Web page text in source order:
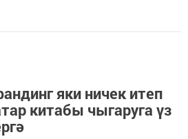
яки ничек итеп
китабы чыгаруга үз